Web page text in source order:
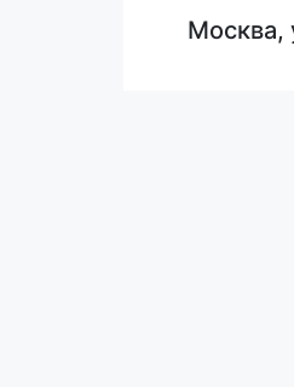
Москва,